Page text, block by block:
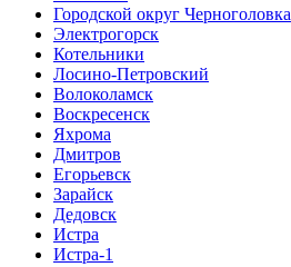
Городской округ Черноголовка
Электрогорск
Котельники
Лосино-Петровский
Волоколамск
Воскресенск
Яхрома
Дмитров
Егорьевск
Зарайск
Дедовск
Истра
Истра-1